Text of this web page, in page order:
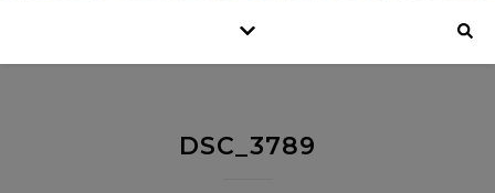
DSC_3789